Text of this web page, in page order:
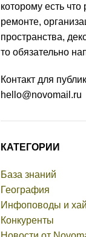
которому есть что
ремонте,
пространства,
то обязательно
Контакт для
hello@novomail.ru
КАТЕГОРИИ
База знаний
География
Инфоповоды и
Конкуренты